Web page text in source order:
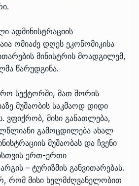
ადმინისტრაციის
ომიაძე დღეს ეკონომიკისა
მინისტრის მოადგილემ,
წარუდგინა.
სექტორში, მათ შორის
მუშაობის საკმაოდ დიდი
ვფიქრობ, მისი განათლება,
გამოცდილება ახალ
მუშაობას და ჩვენი
ერთ-ერთი
– ტურიზმის განვითარებას.
რომ მისი ხელმძღვანელობით